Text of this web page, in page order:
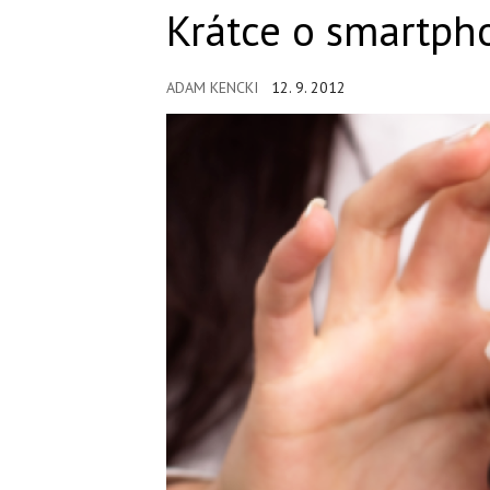
Krátce o
ADAM KENCKI 12. 9. 2012